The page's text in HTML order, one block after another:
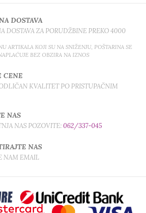
DOSTAVA
DOSTAVA ZA PORUDŽBINE PREKO 4000
ARTIKALA KOJI SU NA SNIŽENJU, POŠTARINA SE
BEZ OBZIRA NA IZNOS
CENE
KVALITET PO PRISTUPAČNIM
NAS
NAS POZOVITE:062/337-045
NAS
NAM EMAIL